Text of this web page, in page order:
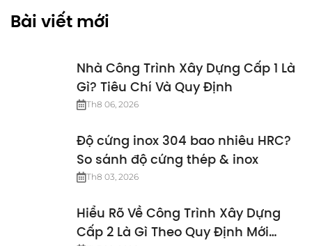
Bài viết mới
Nhà Công Trình Xây Dựng Cấp 1 Là
Gì? Tiêu Chí Và Quy Định
Th8 06, 2026
Độ cứng inox 304 bao nhiêu HRC?
So sánh độ cứng thép & inox
Th8 03, 2026
Hiểu Rõ Về Công Trình Xây Dựng
Cấp 2 Là Gì Theo Quy Định Mới